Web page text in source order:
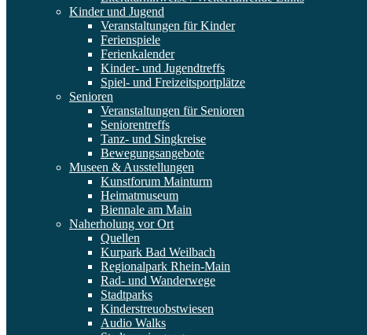
Kinder und Jugend
Veranstaltungen für Kinder
Ferienspiele
Ferienkalender
Kinder- und Jugendtreffs
Spiel- und Freizeitsportplätze
Senioren
Veranstaltungen für Senioren
Seniorentreffs
Tanz- und Singkreise
Bewegungsangebote
Museen & Ausstellungen
Kunstforum Mainturm
Heimatmuseum
Biennale am Main
Naherholung vor Ort
Quellen
Kurpark Bad Weilbach
Regionalpark Rhein-Main
Rad- und Wanderwege
Stadtparks
Kinderstreuobstwiesen
Audio Walks